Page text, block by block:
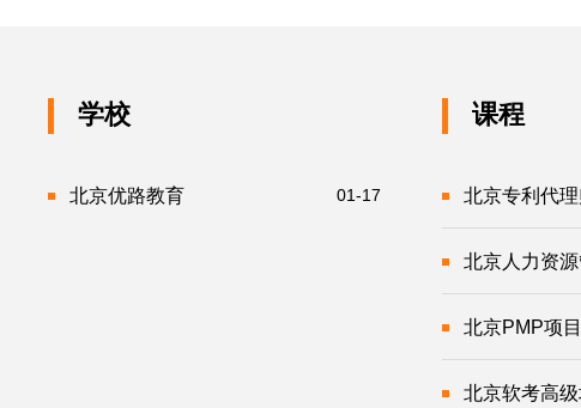
学校
北京优路教育 01-17
课程
北京专利代
北京人力资
北京PMP项
北京软考高